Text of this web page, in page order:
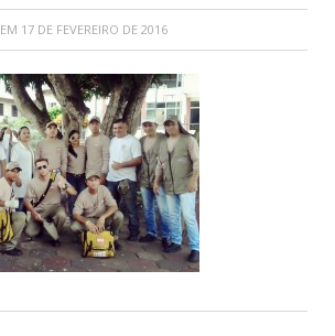
EM 17 DE FEVEREIRO DE 2016